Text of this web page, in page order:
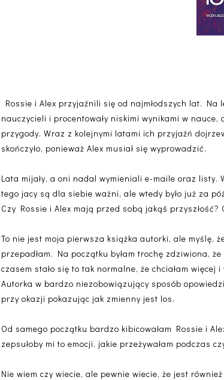
Rossie i Alex przyjaźnili się od najmłodszych lat.
nauczycieli i procentowały niskimi wynikami w
przygody. Wraz z kolejnymi latami ich przyjaźń
skończyło, ponieważ Alex musiał się wyprowadzić.
Lata mijały, a oni nadal wymieniali e-maile oraz listy.
tego jacy są dla siebie ważni, ale wtedy było już za
Czy Rossie i Alex mają przed sobą jakąś
To nie jest moja pierwsza książka autorki, ale myślę,
przepadłam. Na początku byłam trochę zdziwiona,
czasem stało się to tak normalne, że chciałam więcej i
Autorka w bardzo niezobowiązujący sposób
przy okazji pokazując jak zmienny jest los.
Od samego początku bardzo kibicowałam Rossie i
zepsułoby mi to emocji, jakie przeżywałam podczas
Nie wiem czy wiecie, ale pewnie wiecie, że jest